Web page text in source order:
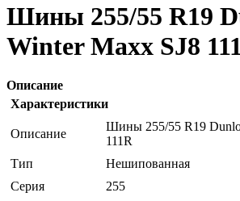
Шины 255/55 R19
Winter Maxx SJ8
Описание
Характеристики
Описание
Шины 255/55 R19
111R
Тип
Нешипованная
Серия
255